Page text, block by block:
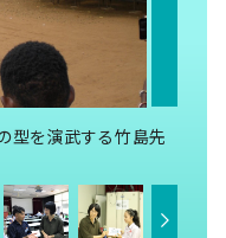
型を演武する竹島先